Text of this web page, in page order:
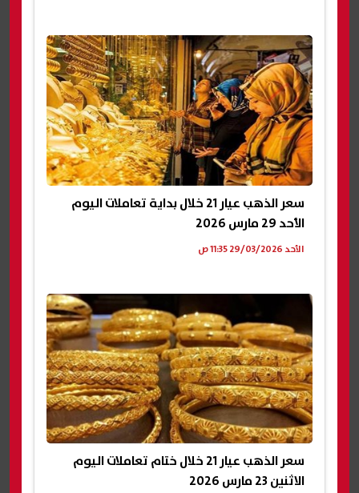
سعر الذهب عيار 21 خلال بداية تعاملات اليوم
الأحد 29 مارس 2026
الأحد 29/03/2026 11:35 ص
سعر الذهب عيار 21 خلال ختام تعاملات اليوم
الاثنين 23 مارس 2026